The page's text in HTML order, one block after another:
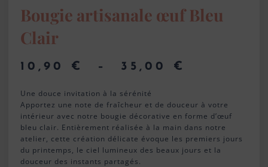
Bougie artisanale œuf Bleu
Clair
10,90 € – 35,00 €
prix :
10,90 €
à
35,00 €
Une douce invitation à la sérénité
Apportez une note de fraîcheur et de douceur à votre
intérieur avec notre bougie décorative en forme d’œuf
bleu clair. Entièrement réalisée à la main dans notre
atelier, cette création délicate évoque les premiers jours
du printemps, le ciel lumineux des beaux jours et la
douceur des instants partagés.